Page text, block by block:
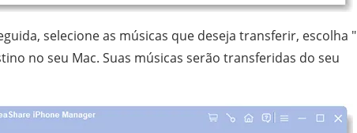
selecione as músicas que deseja transferir, escolha "
no seu Mac. Suas músicas serão transferidas do seu